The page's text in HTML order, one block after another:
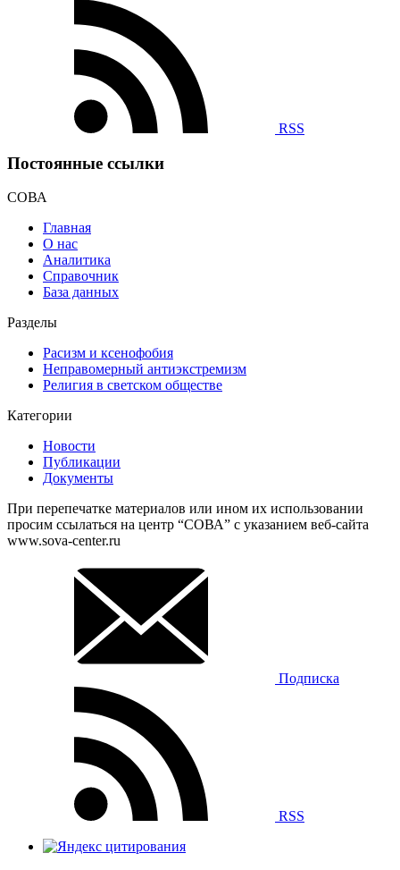
RSS
Постоянные ссылки
СОВА
Главная
О нас
Аналитика
Справочник
База данных
Разделы
Расизм и ксенофобия
Неправомерный антиэкстремизм
Религия в светском обществе
Категории
Новости
Публикации
Документы
При перепечатке материалов или ином их использовании
просим ссылаться на центр “СОВА” с указанием веб-сайта
www.sova-center.ru
Подписка
RSS